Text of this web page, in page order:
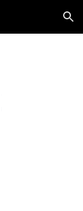
Skip to navigation